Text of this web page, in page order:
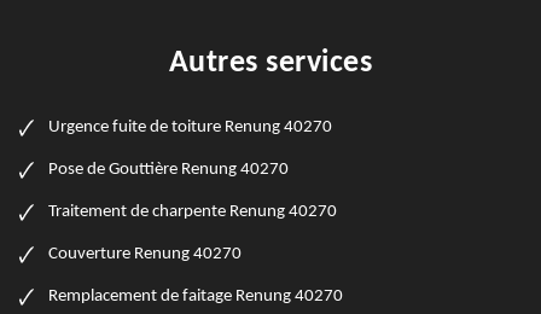
Autres services
Urgence fuite de toiture Renung 40270
Pose de Gouttière Renung 40270
Traitement de charpente Renung 40270
Couverture Renung 40270
Remplacement de faitage Renung 40270